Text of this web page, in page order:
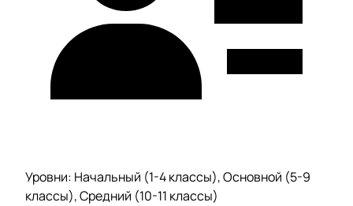
Уровни: Начальный (1-4 классы), Основной (5-9
классы), Средний (10-11 классы)